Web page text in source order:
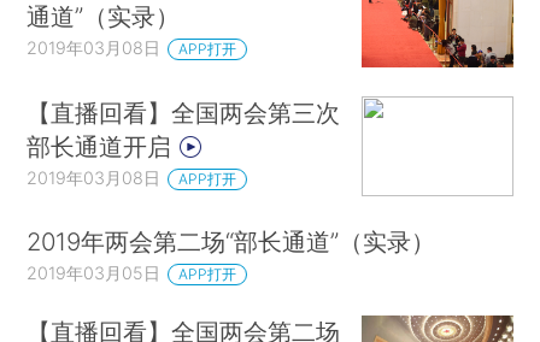
通道”（实录）
2019年03月08日 APP打开
【直播回看】全国两会第三次
部长通道开启
2019年03月08日 APP打开
2019年两会第二场“部长通道”（实录）
2019年03月05日 APP打开
【直播回看】全国两会第二场